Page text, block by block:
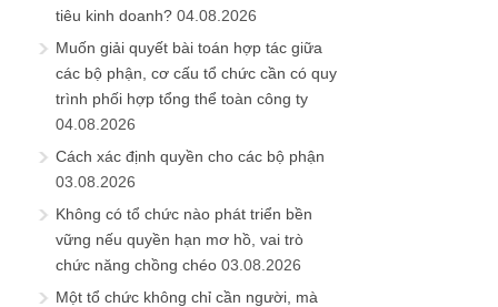
tiêu kinh doanh? 04.08.2026
Muốn giải quyết bài toán hợp tác giữa
các bộ phận, cơ cấu tổ chức cần có quy
trình phối hợp tổng thể toàn công ty
04.08.2026
Cách xác định quyền cho các bộ phận
03.08.2026
Không có tổ chức nào phát triển bền
vững nếu quyền hạn mơ hồ, vai trò
chức năng chồng chéo 03.08.2026
Một tổ chức không chỉ cần người, mà